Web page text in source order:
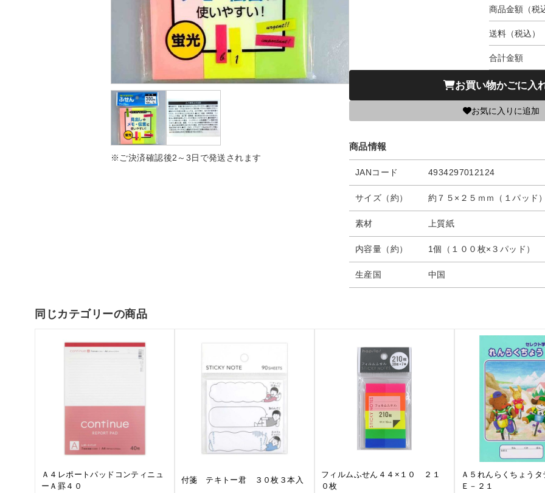
※ご決済確認後2～3日で発送されます
商品金額（税
送料（税込）
合計金額
お買い物かごに入
お気に入りに追加
商品情報
JANコード 4934297012124
サイズ（約） 約７５×２５ｍｍ（１パッド
素材 上質紙
内容量（約） 1個（１００枚×３パッド）
生産国 中国
同じカテゴリーの商品
Ａ４レポートパッドコンティニュ
ーＡ罫４０
付箋 テキトー君 ３０枚３本入
フィルムふせん４４×１０ ２１
０枚
Ａ５れんらくちょう
Ｅ－２１